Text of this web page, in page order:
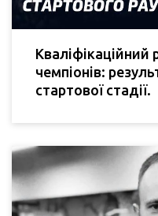
Кваліфікаційний
чемпіонів:
стартової стадії.